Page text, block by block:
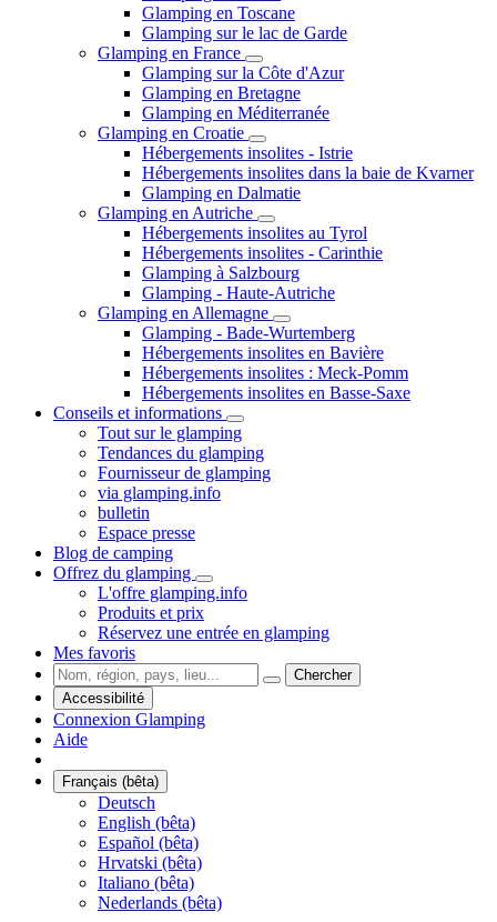
Glamping en Toscane
Glamping sur le lac de Garde
Glamping en France
Glamping sur la Côte d'Azur
Glamping en Bretagne
Glamping en Méditerranée
Glamping en Croatie
Hébergements insolites - Istrie
Hébergements insolites dans la baie de Kvarner
Glamping en Dalmatie
Glamping en Autriche
Hébergements insolites au Tyrol
Hébergements insolites - Carinthie
Glamping à Salzbourg
Glamping - Haute-Autriche
Glamping en Allemagne
Glamping - Bade-Wurtemberg
Hébergements insolites en Bavière
Hébergements insolites : Meck-Pomm
Hébergements insolites en Basse-Saxe
Conseils et informations
Tout sur le glamping
Tendances du glamping
Fournisseur de glamping
via glamping.info
bulletin
Espace presse
Blog de camping
Offrez du glamping
L'offre glamping.info
Produits et prix
Réservez une entrée en glamping
Mes favoris
Chercher
Accessibilité
Connexion Glamping
Aide
Français (bêta)
Deutsch
English (bêta)
Español (bêta)
Hrvatski (bêta)
Italiano (bêta)
Nederlands (bêta)